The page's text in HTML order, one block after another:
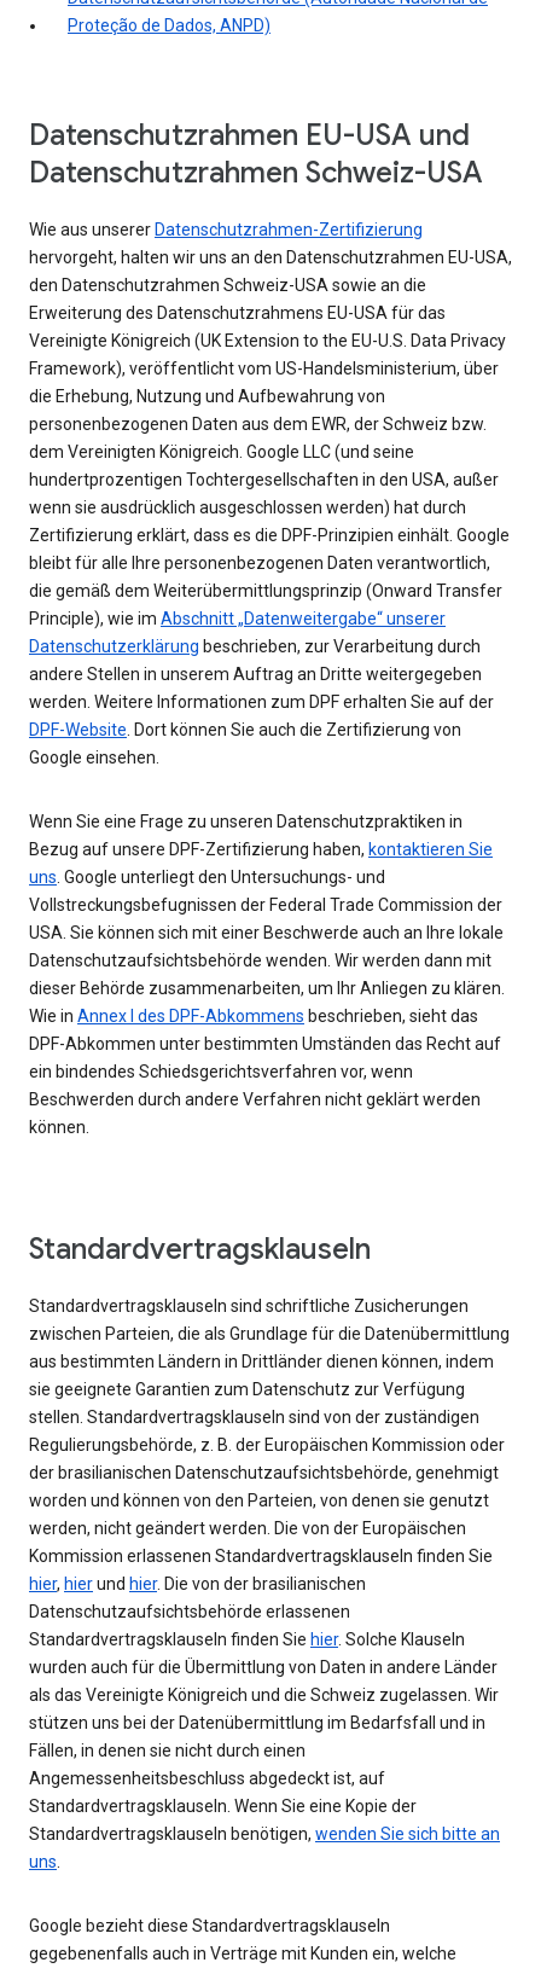
Proteção de Dados, ANPD)
Datenschutzrahmen EU-USA und
Datenschutzrahmen Schweiz-USA
Wie aus unserer Datenschutzrahmen-Zertifizierung
hervorgeht, halten wir uns an den Datenschutzrahmen EU-USA,
den Datenschutzrahmen Schweiz-USA sowie an die
Erweiterung des Datenschutzrahmens EU-USA für das
Vereinigte Königreich (UK Extension to the EU-U.S. Data Privacy
Framework), veröffentlicht vom US-Handelsministerium, über
die Erhebung, Nutzung und Aufbewahrung von
personenbezogenen Daten aus dem EWR, der Schweiz bzw.
dem Vereinigten Königreich. Google LLC (und seine
hundertprozentigen Tochtergesellschaften in den USA, außer
wenn sie ausdrücklich ausgeschlossen werden) hat durch
Zertifizierung erklärt, dass es die DPF-Prinzipien einhält. Google
bleibt für alle Ihre personenbezogenen Daten verantwortlich,
die gemäß dem Weiterübermittlungsprinzip (Onward Transfer
Principle), wie im Abschnitt „Datenweitergabe“ unserer
Datenschutzerklärung beschrieben, zur Verarbeitung durch
andere Stellen in unserem Auftrag an Dritte weitergegeben
werden. Weitere Informationen zum DPF erhalten Sie auf der
DPF-Website. Dort können Sie auch die Zertifizierung von
Google einsehen.
Wenn Sie eine Frage zu unseren Datenschutzpraktiken in
Bezug auf unsere DPF-Zertifizierung haben, kontaktieren Sie
uns. Google unterliegt den Untersuchungs- und
Vollstreckungsbefugnissen der Federal Trade Commission der
USA. Sie können sich mit einer Beschwerde auch an Ihre lokale
Datenschutzaufsichtsbehörde wenden. Wir werden dann mit
dieser Behörde zusammenarbeiten, um Ihr Anliegen zu klären.
Wie in Annex I des DPF-Abkommens beschrieben, sieht das
DPF-Abkommen unter bestimmten Umständen das Recht auf
ein bindendes Schiedsgerichtsverfahren vor, wenn
Beschwerden durch andere Verfahren nicht geklärt werden
können.
Standardvertragsklauseln
Standardvertragsklauseln sind schriftliche Zusicherungen
zwischen Parteien, die als Grundlage für die Datenübermittlung
aus bestimmten Ländern in Drittländer dienen können, indem
sie geeignete Garantien zum Datenschutz zur Verfügung
stellen. Standardvertragsklauseln sind von der zuständigen
Regulierungsbehörde, z. B. der Europäischen Kommission oder
der brasilianischen Datenschutzaufsichtsbehörde, genehmigt
worden und können von den Parteien, von denen sie genutzt
werden, nicht geändert werden. Die von der Europäischen
Kommission erlassenen Standardvertragsklauseln finden Sie
hier, hierund hier. Die von der brasilianischen
Datenschutzaufsichtsbehörde erlassenen
Standardvertragsklauseln finden Sie hier. Solche Klauseln
wurden auch für die Übermittlung von Daten in andere Länder
als das Vereinigte Königreich und die Schweiz zugelassen. Wir
stützen uns bei der Datenübermittlung im Bedarfsfall und in
Fällen, in denen sie nicht durch einen
Angemessenheitsbeschluss abgedeckt ist, auf
Standardvertragsklauseln. Wenn Sie eine Kopie der
Standardvertragsklauseln benötigen, wenden Sie sich bitte an
uns.
Google bezieht diese Standardvertragsklauseln
gegebenenfalls auch in Verträge mit Kunden ein, welche